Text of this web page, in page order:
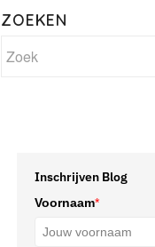
ZOEKEN
Inschrijven Blog
Voornaam*